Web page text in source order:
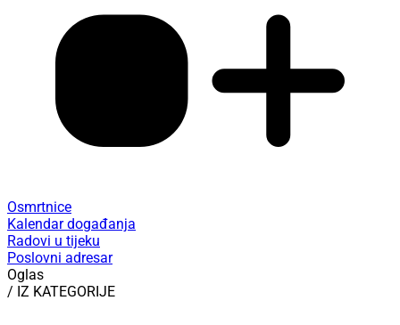
Osmrtnice
Kalendar događanja
Radovi u tijeku
Poslovni adresar
Oglas
/ IZ KATEGORIJE